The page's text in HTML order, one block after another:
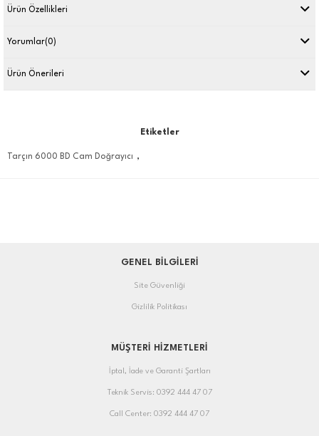
Ürün Özellikleri
Yorumlar(0)
Ürün Önerileri
Etiketler
Tarçın 6000 BD Cam Doğrayıcı ,
GENEL BİLGİLERİ
Site Güvenliği
Gizlilik Politikası
MÜŞTERİ HİZMETLERİ
İptal, İade ve Garanti Şartları
Teknik Servis: 0392 444 47 07
Call Center: 0392 444 47 07